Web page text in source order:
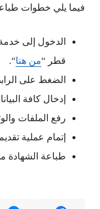
فيما يلي خطوات
الدخول إلى
قطر “من هنا“.
الضغط على
إدخال كافة
رفع الملفات
إتمام عملية
طباعة الشهادة